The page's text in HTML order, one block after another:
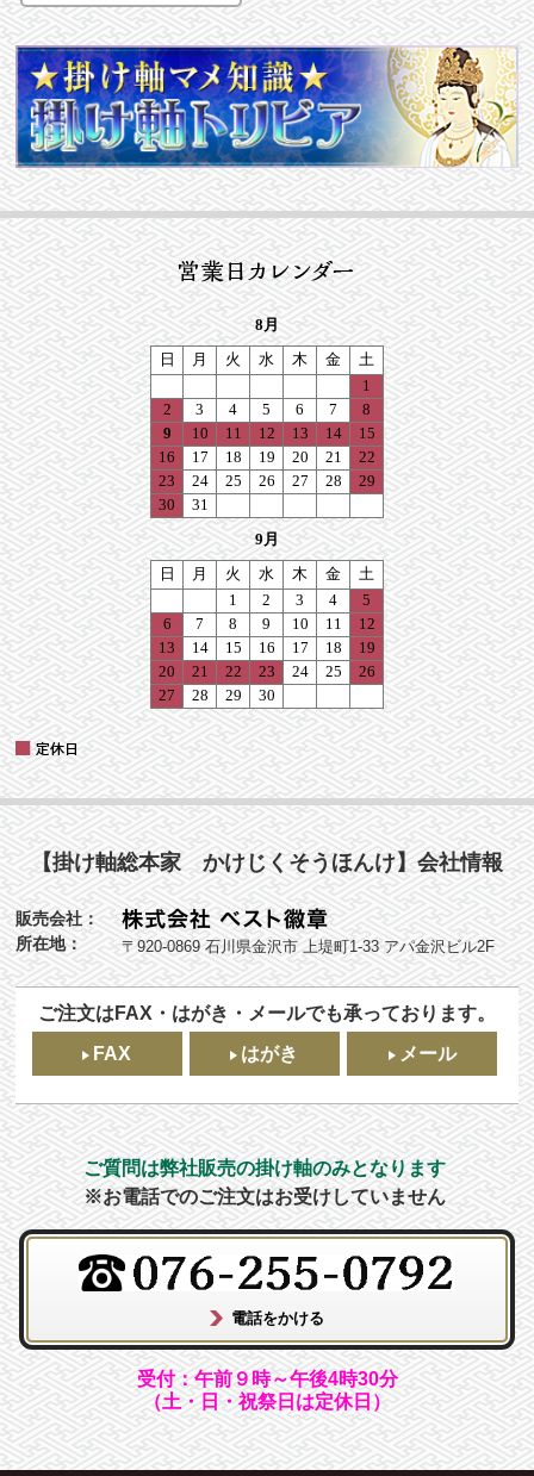
【掛け軸総本家 かけじくそうほんけ】会社情報
販売会社：
所在地：
〒920-0869 石川県金沢市 上堤町1-33 アパ金沢ビル2F
ご注文はFAX・はがき・メールでも承っております。
FAX
はがき メール
ご質問は弊社販売の掛け軸のみとなります
※お電話でのご注文はお受けしていません
受付：午前９時～午後4時30分
（土・日・祝祭日は定休日）